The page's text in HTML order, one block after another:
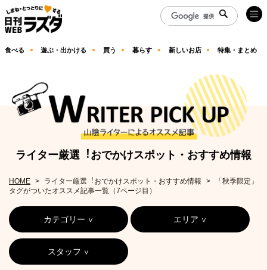
食べる 遊ぶ・出かける 買う 暮らす 新しいお店 特集・まとめ
ライター厳選︕おでかけスポット・おすすめ情報
HOME ライター厳選︕おでかけスポット・おすすめ情報
「秋季限定」
タグがついたオススメ記事一覧（7ページ目）
カテゴリー エリア
スタッフ